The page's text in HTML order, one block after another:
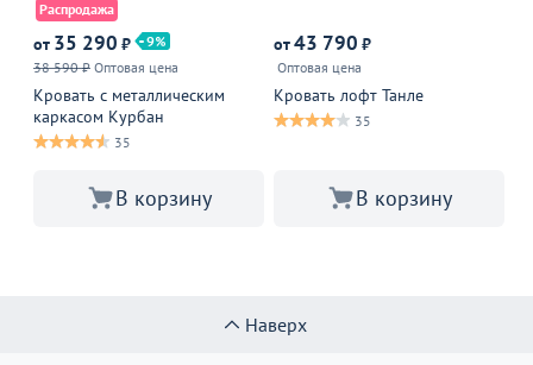
Распродажа
от 35 290 ₽
9
38 590 ₽ Оптовая цена
Кровать с металлическим
каркасом Курбан
35
В корзину
от43 790 ₽
Оптовая цена
Кровать лофт Танле
35
В корзину
Наверх